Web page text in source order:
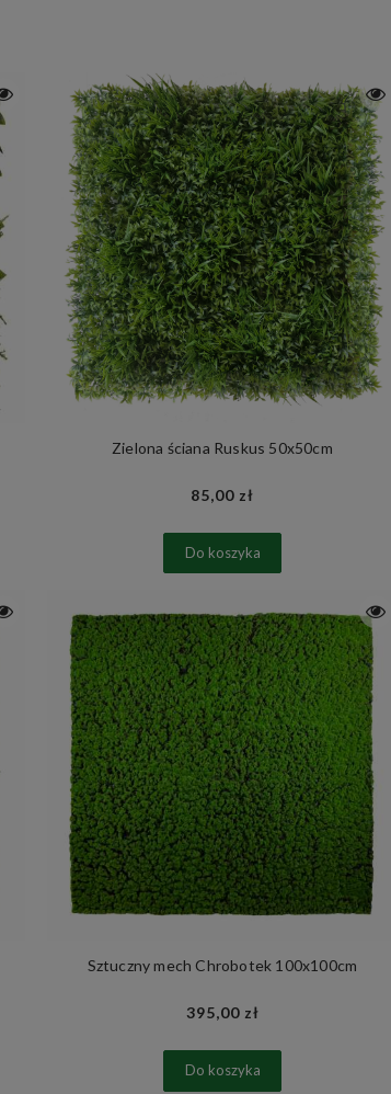
Zielona ściana Ruskus 50x50cm
85,00 zł
Do koszyka
Sztuczny mech Chrobotek 100x100cm
395,00 zł
Do koszyka